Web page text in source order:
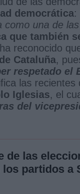
democrática:
como una de
que también
reconocido
Cataluña,
respetado el
las recientes
Iglesias, el
del
de las
partidos a